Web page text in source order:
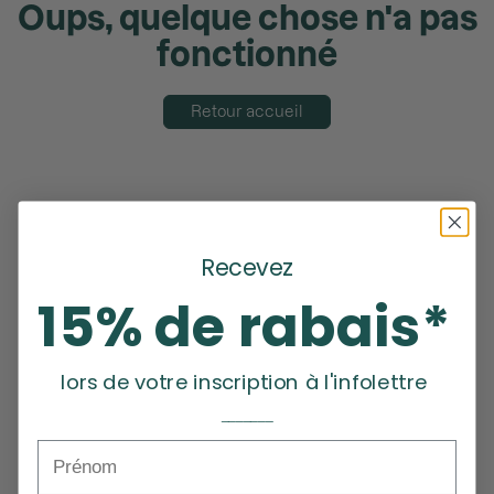
Oups, quelque chose n'a pas
fonctionné
Retour accueil
Recevez
15% de rabais*
lors de votre inscription à l'infolettre